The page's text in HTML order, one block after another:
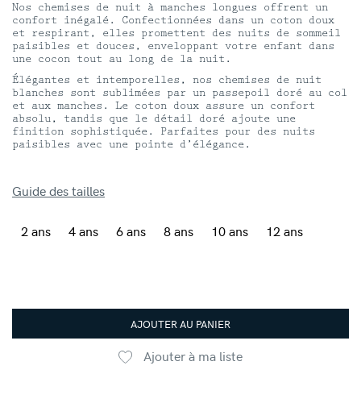
Nos chemises de nuit à manches longues offrent un
confort inégalé. Confectionnées dans un coton doux
et respirant, elles promettent des nuits de sommeil
paisibles et douces, enveloppant votre enfant dans
une cocon tout au long de la nuit.
Élégantes et intemporelles, nos chemises de nuit
blanches sont sublimées par un passepoil doré au col
et aux manches. Le coton doux assure un confort
absolu, tandis que le détail doré ajoute une
finition sophistiquée. Parfaites pour des nuits
paisibles avec une pointe d’élégance.
Guide des tailles
2 ans 4 ans 6 ans 8 ans 10 ans 12 ans
AJOUTER AU PANIER
Ajouter à ma liste